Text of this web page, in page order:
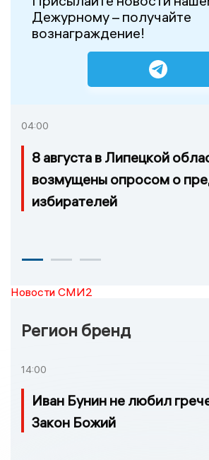
Дежурному – получайте
вознаграждение!
04:00
8 августа в Липецкой
возмущены опросом о
избирателей
Новости СМИ2
Регион бренд
14:00
Иван Бунин не любил
Закон Божий